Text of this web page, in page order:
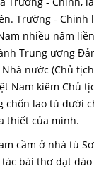
Trường - Chinh
nhiều năm
Trung ương
nước (Chủ
Nam kiêm Chủ
chốn lao tù dưới
thiết của mình.
cầm ở nhà tù
bài thơ dạt dào